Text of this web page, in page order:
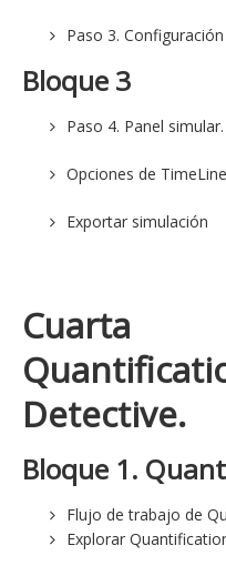
Paso 3.
Bloque 3
Paso 4. Panel simular.
Opciones de
Exportar simulación
Detective.
Bloque 1.
Flujo de trabajo de
Explorar